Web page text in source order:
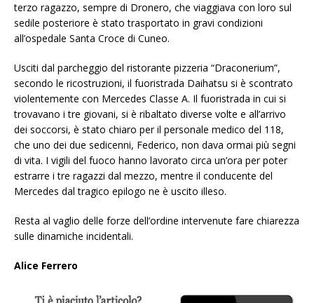
terzo ragazzo, sempre di Dronero, che viaggiava con loro sul
sedile posteriore è stato trasportato in gravi condizioni
all’ospedale Santa Croce di Cuneo.
Usciti dal parcheggio del ristorante pizzeria “Draconerium”,
secondo le ricostruzioni, il fuoristrada Daihatsu si è scontrato
violentemente con Mercedes Classe A. Il fuoristrada in cui si
trovavano i tre giovani, si è ribaltato diverse volte e all’arrivo
dei soccorsi, è stato chiaro per il personale medico del 118,
che uno dei due sedicenni, Federico, non dava ormai più segni
di vita. I vigili del fuoco hanno lavorato circa un’ora per poter
estrarre i tre ragazzi dal mezzo, mentre il conducente del
Mercedes dal tragico epilogo ne è uscito illeso.
Resta al vaglio delle forze dell’ordine intervenute fare chiarezza
sulle dinamiche incidentali.
Alice Ferrero